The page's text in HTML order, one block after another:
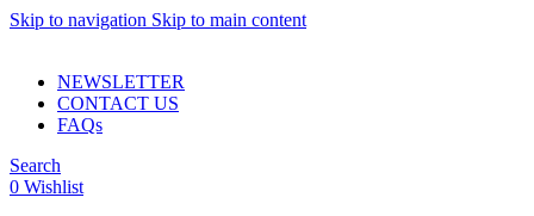
Skip to navigation Skip to main content
NEWSLETTER
CONTACT US
FAQs
Search
0 Wishlist